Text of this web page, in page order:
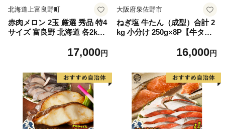
北海道上富良野町
赤肉メロン 2玉 厳選 秀品 特4
サイズ 富良野 北海道 各2kg
富良野 メロン めろん 果物 く
17,000円
大阪府泉佐野市
ねぎ塩 牛たん（成型）合計 2
kg 小分け 250g×8P【牛タン
16,000円